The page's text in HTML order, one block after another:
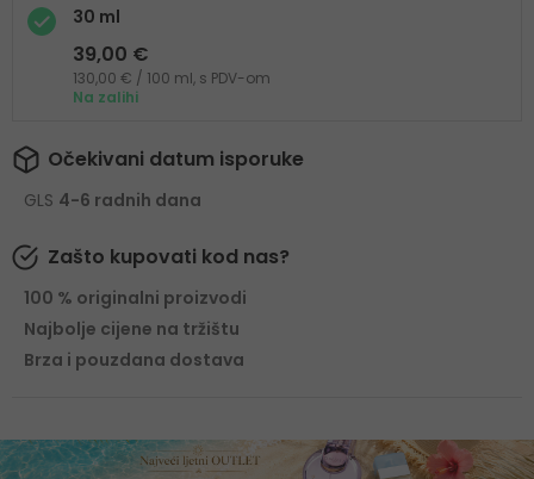
30 ml
39,00 €
130,00 € / 100 ml, s PDV-om
Na zalihi
Očekivani datum isporuke
GLS 4-6 radnih dana
Zašto kupovati kod nas?
100 % originalni proizvodi
Najbolje cijene na tržištu
Brza i pouzdana dostava